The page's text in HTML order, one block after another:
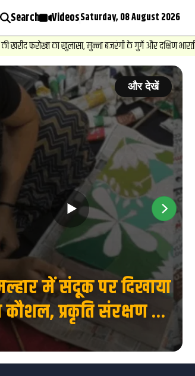
Search VideosSaturday, 08 August 2026
का खुलासा, मुन्ना बजरंगी के गुर्गे और दक्षिण भारतीय गायिका
और देखें
में संदूक पर दिखाया
प्रकृति संरक्षण का
दिया संदेश...